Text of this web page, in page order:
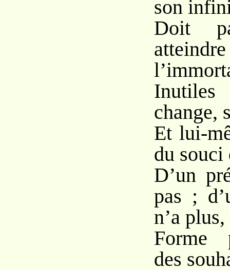
son
Doit
change,
Et lui-
du souci
D’un
pas ;
n’a plus,
Forme
des